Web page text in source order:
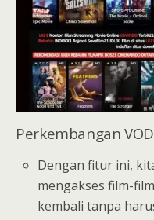
Perkembangan
Dengan fitur ini,
mengakses film-
kembali tanpa